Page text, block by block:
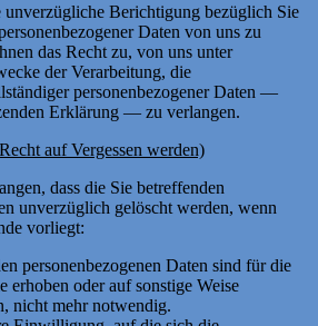
unverzügliche Berichtigung bezüglich Sie
Daten von uns zu
das Recht zu, von uns unter
der Verarbeitung, die
personenbezogener Daten —
Erklärung — zu verlangen.
auf Vergessen werden)
dass die Sie betreffenden
unverzüglich gelöscht werden, wenn
vorliegt:
personenbezogenen Daten sind für die
erhoben oder auf sonstige Weise
nicht mehr notwendig.